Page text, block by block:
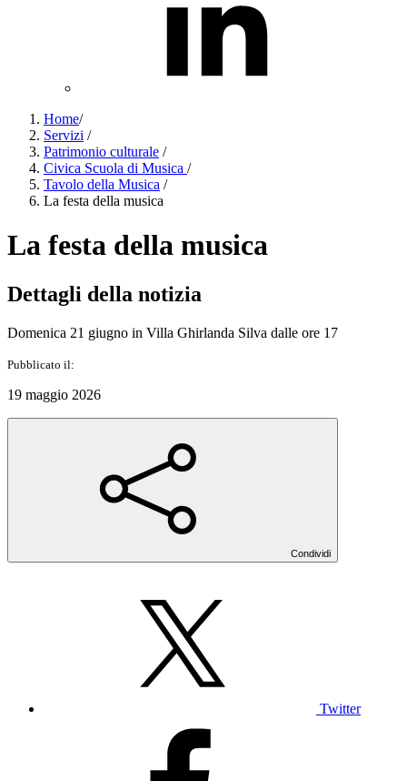
Home/
Servizi /
Patrimonio culturale /
Civica Scuola di Musica /
Tavolo della Musica /
La festa della musica
La festa della musica
Dettagli della notizia
Domenica 21 giugno in Villa Ghirlanda Silva dalle ore 17
Pubblicato il:
19 maggio 2026
Condividi
Twitter